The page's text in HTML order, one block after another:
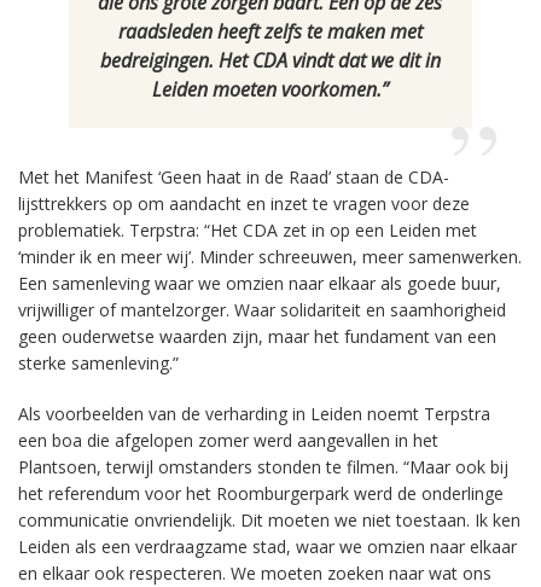
raadsleden heeft zelfs te maken met
bedreigingen. Het CDA vindt dat we dit in
Leiden moeten voorkomen.”
Met het Manifest ‘Geen haat in de Raad’ staan de CDA-
lijsttrekkers op om aandacht en inzet te vragen voor deze
problematiek. Terpstra: “Het CDA zet in op een Leiden met
‘minder ik en meer wij’. Minder schreeuwen, meer samenwerken.
Een samenleving waar we omzien naar elkaar als goede buur,
vrijwilliger of mantelzorger. Waar solidariteit en saamhorigheid
geen ouderwetse waarden zijn, maar het fundament van een
sterke samenleving.”
Als voorbeelden van de verharding in Leiden noemt Terpstra
een boa die afgelopen zomer werd aangevallen in het
Plantsoen, terwijl omstanders stonden te filmen. “Maar ook bij
het referendum voor het Roomburgerpark werd de onderlinge
communicatie onvriendelijk. Dit moeten we niet toestaan. Ik ken
Leiden als een verdraagzame stad, waar we omzien naar elkaar
en elkaar ook respecteren. We moeten zoeken naar wat ons